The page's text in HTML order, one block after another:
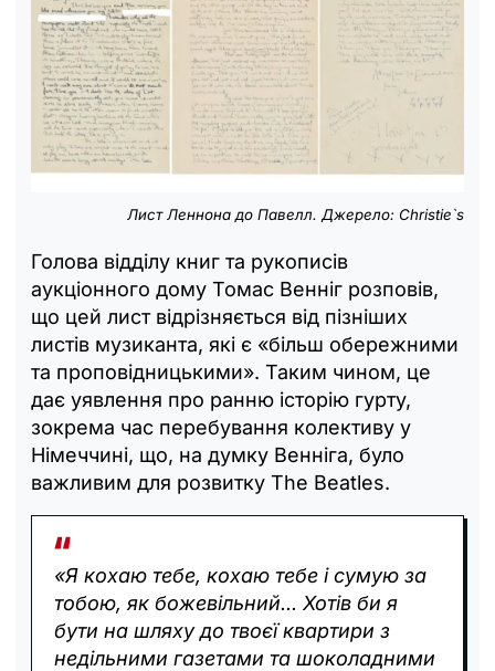
Лист Леннона до Павелл. Джерело: Christie`s
Голова відділу книг та рукописів
аукціонного дому Томас Венніг розповів,
що цей лист відрізняється від пізніших
листів музиканта, які є «більш обережними
та проповідницькими». Таким чином, це
дає уявлення про ранню історію гурту,
зокрема час перебування колективу у
Німеччині, що, на думку Венніга, було
важливим для розвитку The Beatles.
«Я кохаю тебе, кохаю тебе і сумую за
тобою, як божевільний... Хотів би я
бути на шляху до твоєї квартири з
недільними газетами та шоколадними